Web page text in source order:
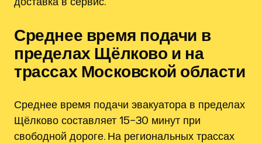
Среднее время подачи в
пределах Щёлково и на
трассах Московской области
Среднее время подачи эвакуатора в пределах
Щёлково составляет 15–30 минут при
свободной дороге. На региональных трассах